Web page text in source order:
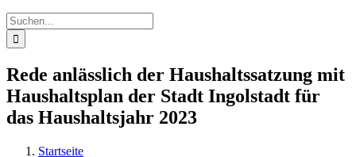
Suche
nach:
Rede anlässlich der Haushaltssatzung mit
Haushaltsplan der Stadt Ingolstadt für
das Haushaltsjahr 2023
Startseite